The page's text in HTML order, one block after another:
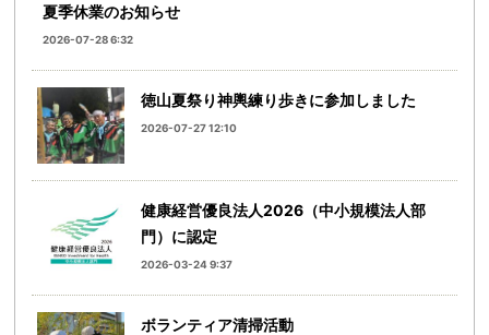
夏季休業のお知らせ
2026-07-28 6:32
徳山夏祭り神輿練り歩きに参加しました
2026-07-27 12:10
健康経営優良法人2026（中小規模法人部
門）に認定
2026-03-24 9:37
ボランティア清掃活動